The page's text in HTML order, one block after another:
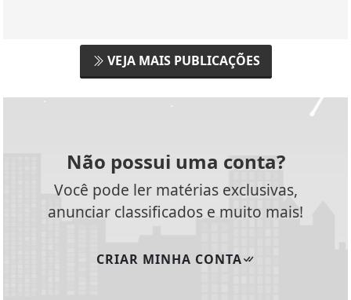
VEJA MAIS PUBLICAÇÕES
Não possui uma conta?
Você pode ler matérias exclusivas,
anunciar classificados e muito mais!
CRIAR MINHA CONTA